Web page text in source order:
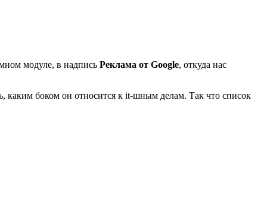
модуле, в надпись Реклама от Google, откуда нас
каким боком он относится к it-шным делам. Так что список